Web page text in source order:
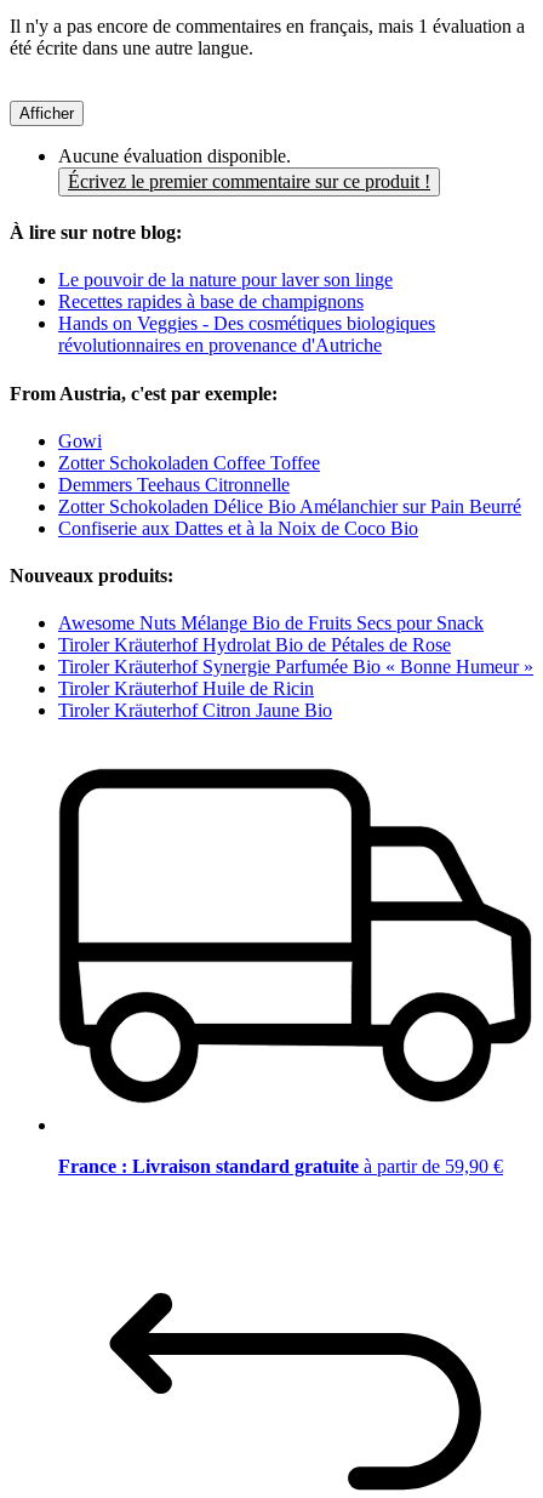
Il n'y a pas encore de commentaires en français, mais 1 évaluation a
été écrite dans une autre langue.
Afficher
Aucune évaluation disponible.
Écrivez le premier commentaire sur ce produit !
À lire sur notre blog:
Le pouvoir de la nature pour laver son linge
Recettes rapides à base de champignons
Hands on Veggies - Des cosmétiques biologiques
révolutionnaires en provenance d'Autriche
From Austria, c'est par exemple:
Gowi
Zotter Schokoladen Coffee Toffee
Demmers Teehaus Citronnelle
Zotter Schokoladen Délice Bio Amélanchier sur Pain Beurré
Confiserie aux Dattes et à la Noix de Coco Bio
Nouveaux produits:
Awesome Nuts Mélange Bio de Fruits Secs pour Snack
Tiroler Kräuterhof Hydrolat Bio de Pétales de Rose
Tiroler Kräuterhof Synergie Parfumée Bio « Bonne Humeur »
Tiroler Kräuterhof Huile de Ricin
Tiroler Kräuterhof Citron Jaune Bio
France : Livraison standard gratuite à partir de 59,90 €